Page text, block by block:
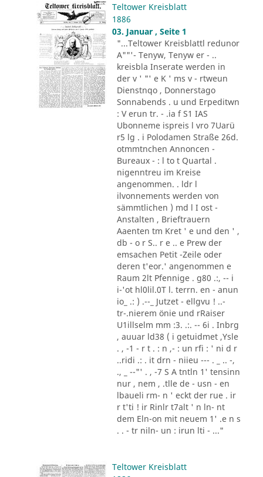
Teltower Kreisblatt
1886
03. Januar , Seite 1
"...Teltower Kreisblattl redunor
A""'- Tenyw, Tenyw er - ..
kreisbla Inserate werden in
der v ' "' e K ' ms v - rtweun
Dienstnqo , Donnerstago
Sonnabends . u und Erpeditwn
: V erun tr. - .ia f S1 IAS
Ubonneme ispreis l vro 7Uarü
r5 lg . i Polodamen Straße 26d.
otmmtnchen Annoncen -
Bureaux - : l to t Quartal .
nigenntreu im Kreise
angenommen. . ldr l
ilvonnements werden von
sämmtlichen ) md l I ost -
Anstalten , Brieftrauern
Aaenten tm Kret ' e und den ' ,
db - o r S.. r e .. e Prew der
emsachen Petit -Zeile oder
deren t'eor.' angenommen e
Raum 2lt Pfennige . g80 .:, -- i
i-'ot hl0lil.0T l. terrn. en - anun
io_ .: ) .--_ Jutzet - ellgvu ! ..-
tr-.nierem önie und rRaiser
U1illselm mm :3. .:. -- 6i . Inbrg
, auuar ld38 ( i getuidmet ,Ysle
. , -1 - r t . : n ,- : un rfi : ' ni d r
..ridi .: . it drn - niieu --- . _ .. -,
., _ --"' . , -7 S A tntln 1' tensinn
nur , nem , .tlle de - usn - en
lbaueli rm- n ' eckt der rue . ir
r t'ti ! ir Rinlr t7alt ' n ln- nt
dem Eln-on mit neuem 1' .e n s
. . - tr niln- un : irun lti - ..."
Teltower Kreisblatt